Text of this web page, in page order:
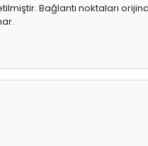
Bağlantı noktaları